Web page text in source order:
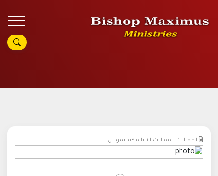
المقالات - مقالات الانبا مكسيموس -